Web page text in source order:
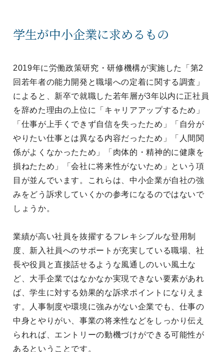
学生が中小企業に求めるもの
2019年に労働政策研究・研修機構が実施した「第2
回若年者の能力開発と職場への定着に関する調査」
によると、新卒で就職した若年層が3年以内に正社員
を辞めた理由の上位に「キャリアアップするため」
「仕事が上手くできず自信を失ったため」「自分が
やりたい仕事とは異なる内容だったため」「人間関
係がよくなかったため」「肉体的・精神的に健康を
損ねたため」「会社に将来性がないため」という項
目が並んでいます。これらは、中小企業が自社の強
みをどう訴求していくかの参考になるのではないで
しょうか。
業績が高い社員を抜擢するフレキシブルな登用制
度、新入社員へのサポートが充実している職場、社
長や役員と直接話せるような風通しのいい風土な
ど、大手企業ではなかなか実現できない要素があれ
ば、学生に対する効果的な訴求ポイントになりえま
す。人事制度や環境に強みがない企業でも、仕事の
中身とやりがい、事業の将来性などをしっかり伝え
られれば、エントリーの動機づけができる可能性が
あるということです。